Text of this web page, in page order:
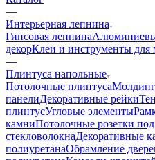
—
Интерьерная лепнина
Гипсовая лепнина
декорКлеи и инструменты для
—
Плинтуса напольные
Потолочные плинтуса
панелиДекоративные рейки
плинтусУгловые элементы
камниПотолочные розетки
стекловолокнаДекоративные
полиуретанаОбрамление